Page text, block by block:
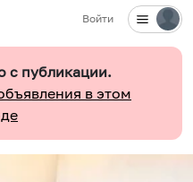
Войти
с публикации.
в этом